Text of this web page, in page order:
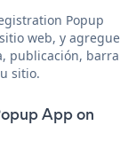
Popup
web, y agregue
publicación, barra
sitio.
App on